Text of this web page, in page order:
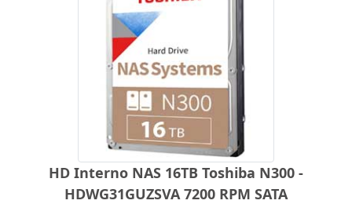
HD Interno NAS 16TB Toshiba N300 -
HDWG31GUZSVA 7200 RPM SATA